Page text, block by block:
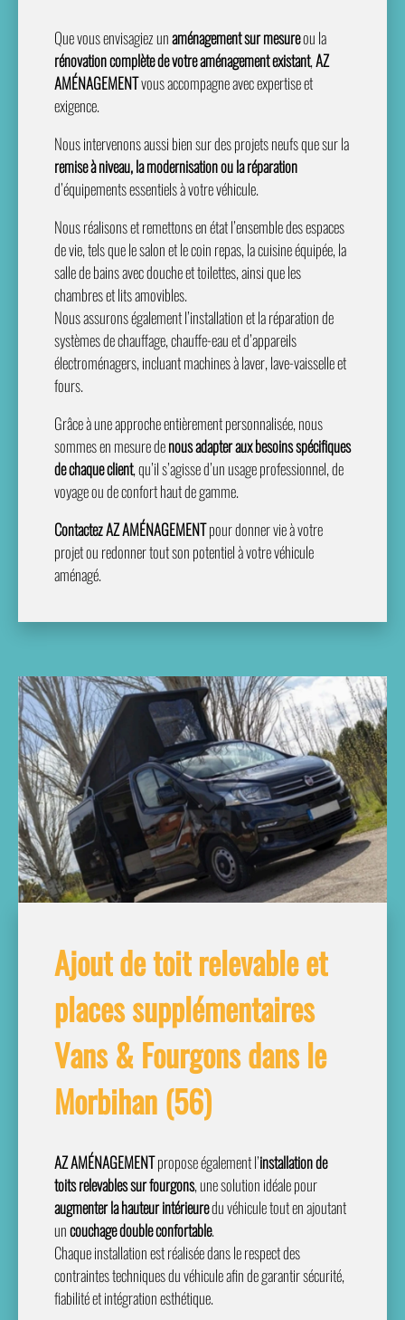
Que vous envisagiez unaménagement sur mesureou la
rénovation complète de votre aménagement existant,AZ
AMÉNAGEMENTvous accompagne avec expertise et
exigence.
Nous intervenons aussi bien sur des projets neufs que sur la
remise à niveau, la modernisation ou la réparation
d’équipements essentiels à votre véhicule.
Nous réalisons et remettons en état l’ensemble des espaces
de vie, tels que le salon et le coin repas, la cuisine équipée, la
salle de bains avec douche et toilettes, ainsi que les
chambres et lits amovibles.
Nous assurons également l’installation et la réparation de
systèmes de chauffage, chauffe-eau et d’appareils
électroménagers, incluant machines à laver, lave-vaisselle et
fours.
Grâce à une approche entièrement personnalisée, nous
sommes en mesure denous adapter aux besoins spécifiques
de chaque client, qu’il s’agisse d’un usage professionnel, de
voyage ou de confort haut de gamme.
Contactez AZ AMÉNAGEMENTpour donner vie à votre
projet ou redonner tout son potentiel à votre véhicule
aménagé.
Ajout de toit relevable et
places supplémentaires
Vans & Fourgons dans le
Morbihan (56)
AZ AMÉNAGEMENTpropose également l’installation de
toits relevables sur fourgons, une solution idéale pour
augmenter la hauteur intérieuredu véhicule tout en ajoutant
uncouchage double confortable.
Chaque installation est réalisée dans le respect des
contraintes techniques du véhicule afin de garantir sécurité,
fiabilité et intégration esthétique.